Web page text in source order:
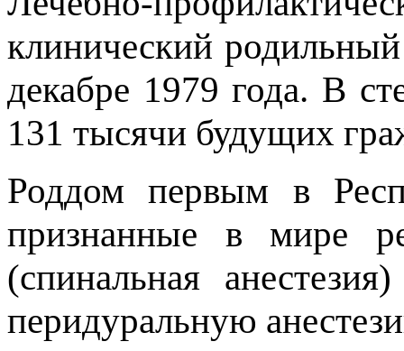
клинический
декабре 1979 года. В
131 тысячи будущих
Роддом первым в
признанные в мире
(спинальная
перидуральную